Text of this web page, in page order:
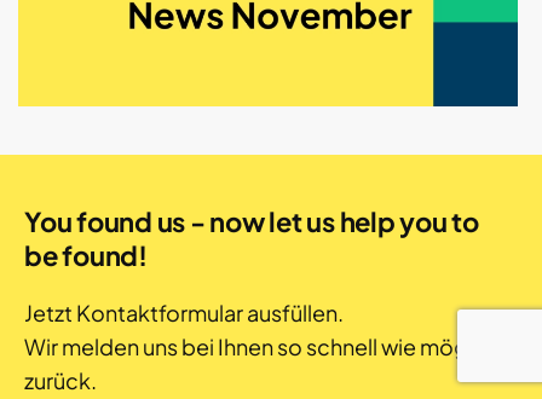
You found us - now let us help you to
be found!
Jetzt Kontaktformular ausfüllen.
Wir melden uns bei Ihnen so schnell wie möglich
zurück.